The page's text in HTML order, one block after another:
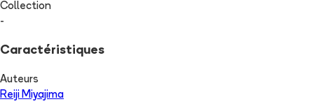
Collection
-
Caractéristiques
Auteurs
Reiji Miyajima